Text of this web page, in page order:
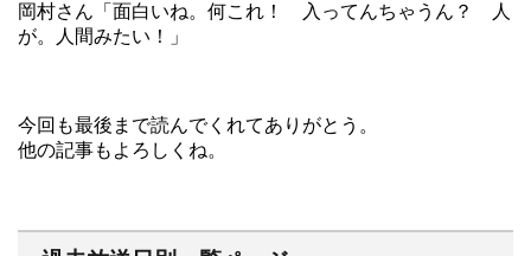
岡村さん「面白いね。何これ！ 入ってんちゃうん？ 人
が。人間みたい！」
今回も最後まで読んでくれてありがとう。
他の記事もよろしくね。